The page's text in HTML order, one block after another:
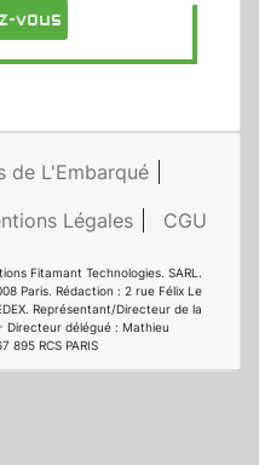
vous
de L'Embarqué
Légales CGU
Fitamant Technologies. SARL.
Paris. Rédaction : 2 rue Félix Le
Représentant/Directeur de la
Directeur délégué : Mathieu
895 RCS PARIS